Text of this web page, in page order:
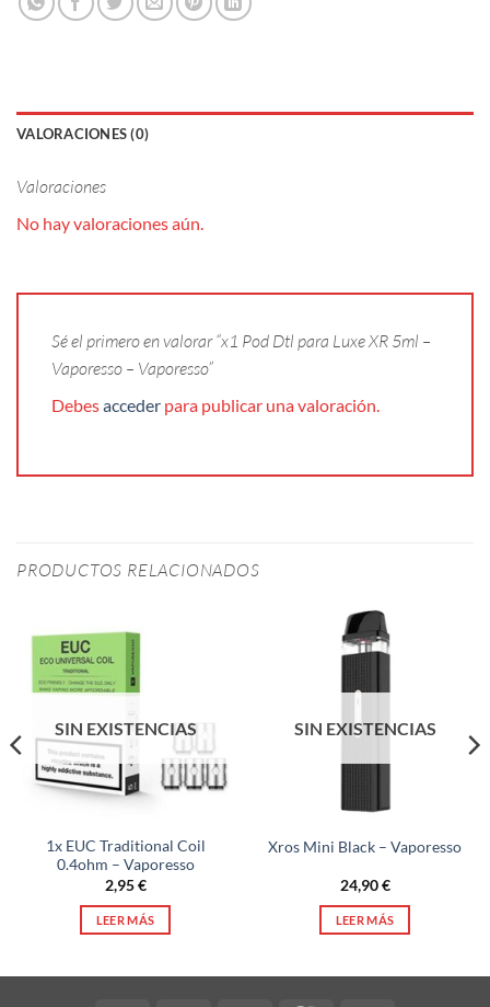
VALORACIONES (0)
Valoraciones
No hay valoraciones aún.
Sé el primero en valorar “x1 Pod Dtl para Luxe XR 5ml –
Vaporesso – Vaporesso”
Debesacceder para publicar una valoración.
PRODUCTOS RELACIONADOS
SIN EXISTENCIAS
1x EUC Traditional Coil
0.4ohm – Vaporesso
2,95€
LEER MÁS
SIN EXISTENCIAS
Xros Mini Black – Vaporesso
24,90€
LEER MÁS